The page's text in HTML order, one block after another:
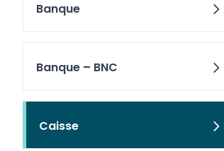
Banque
Banque – BNC
Caisse